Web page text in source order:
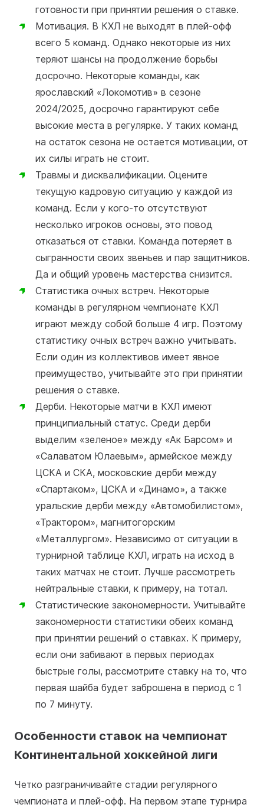
готовности при принятии решения о ставке.
Мотивация. В КХЛ не выходят в плей-офф
всего 5 команд. Однако некоторые из них
теряют шансы на продолжение борьбы
досрочно. Некоторые команды, как
ярославский «Локомотив» в сезоне
2024/2025, досрочно гарантируют себе
высокие места в регулярке. У таких команд
на остаток сезона не остается мотивации, от
их силы играть не стоит.
Травмы и дисквалификации. Оцените
текущую кадровую ситуацию у каждой из
команд. Если у кого-то отсутствуют
несколько игроков основы, это повод
отказаться от ставки. Команда потеряет в
сыгранности своих звеньев и пар защитников.
Да и общий уровень мастерства снизится.
Статистика очных встреч. Некоторые
команды в регулярном чемпионате КХЛ
играют между собой больше 4 игр. Поэтому
статистику очных встреч важно учитывать.
Если один из коллективов имеет явное
преимущество, учитывайте это при принятии
решения о ставке.
Дерби. Некоторые матчи в КХЛ имеют
принципиальный статус. Среди дерби
выделим «зеленое» между «Ак Барсом» и
«Салаватом Юлаевым», армейское между
ЦСКА и СКА, московские дерби между
«Спартаком», ЦСКА и «Динамо», а также
уральские дерби между «Автомобилистом»,
«Трактором», магнитогорским
«Металлургом». Независимо от ситуации в
турнирной таблице КХЛ, играть на исход в
таких матчах не стоит. Лучше рассмотреть
нейтральные ставки, к примеру, на тотал.
Статистические закономерности. Учитывайте
закономерности статистики обеих команд
при принятии решений о ставках. К примеру,
если они забивают в первых периодах
быстрые голы, рассмотрите ставку на то, что
первая шайба будет заброшена в период с 1
по 7 минуту.
Особенности ставок на чемпионат
Континентальной хоккейной лиги
Четко разграничивайте стадии регулярного
чемпионата и плей-офф. На первом этапе турнира